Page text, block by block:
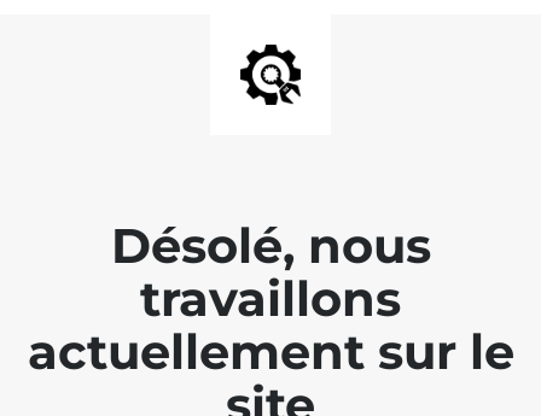
Désolé, nous
travaillons
actuellement sur le